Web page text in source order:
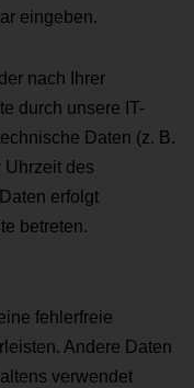
eingeben.
nach Ihrer
durch unsere IT-
Daten (z. B.
Uhrzeit des
erfolgt
betreten.
fehlerfreie
Andere Daten
verwendet